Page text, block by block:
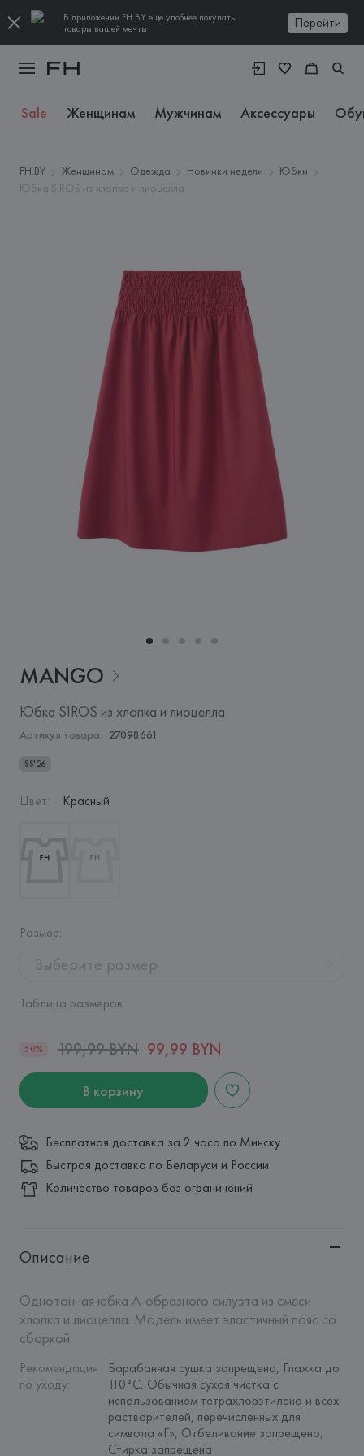
В приложении FH.BY еще удобнее покупать
товары вашей мечты
Перейти
Sale Женщинам Мужчинам Аксессуары
FH.BY Женщинам Одежда Новинки недели
Юбки
Юбка SIROS из хлопка и лиоцелла
MANGO
Юбка SIROS из хлопка и лиоцелла
Артикул товара: 27098661
SS'26
Цвет: Красный
Размер:
Выберите размер
Таблица размеров
50% 199,99 BYN 99,99 BYN
В корзину
Бесплатная доставка за 2 часа по Минску
Быстрая доставка по Беларуси и России
Количество товаров без ограничений
Описание
Однотонная юбка А-образного силуэта из смеси
хлопка и лиоцелла. Модель имеет эластичный пояс со
сборкой.
Рекомендация
по уходу:
Барабанная сушка запрещена, Глажка до
110°C, Обычная сухая чистка с
использованием тетрахлорэтилена и всех
растворителей, перечисленных для
символа «F», Отбеливание запрещено,
Стирка запрещена